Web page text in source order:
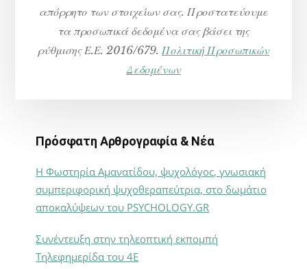
απόρρητο των στοιχείων σας. Προστατεύουμε
τα προσωπικά δεδομένα σας βάσει της
ρύθμισης Ε.Ε. 2016/679. Πολιτική Προσωπικών
Δεδομένων
Πρόσφατη Αρθρογραφία & Νέα
Η Φωστηρία Αμανατίδου, ψυχολόγος, γνωσιακή
συμπεριφορική ψυχοθεραπεύτρια, στο δωμάτιο
αποκαλύψεων του PSYCHOLOGY.GR
Συνέντευξη στην τηλεοπτική εκπομπή
Τηλεφημερίδα του 4Ε